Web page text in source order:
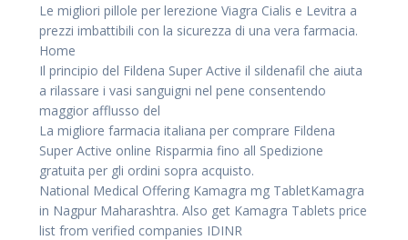
Le migliori pillole per lerezione Viagra Cialis e Levitra a
prezzi imbattibili con la sicurezza di una vera farmacia.
Home
Il principio del Fildena Super Active il sildenafil che aiuta
a rilassare i vasi sanguigni nel pene consentendo
maggior afflusso del
La migliore farmacia italiana per comprare Fildena
Super Active online Risparmia fino all Spedizione
gratuita per gli ordini sopra acquisto.
National Medical Offering Kamagra mg TabletKamagra
in Nagpur Maharashtra. Also get Kamagra Tablets price
list from verified companies IDINR